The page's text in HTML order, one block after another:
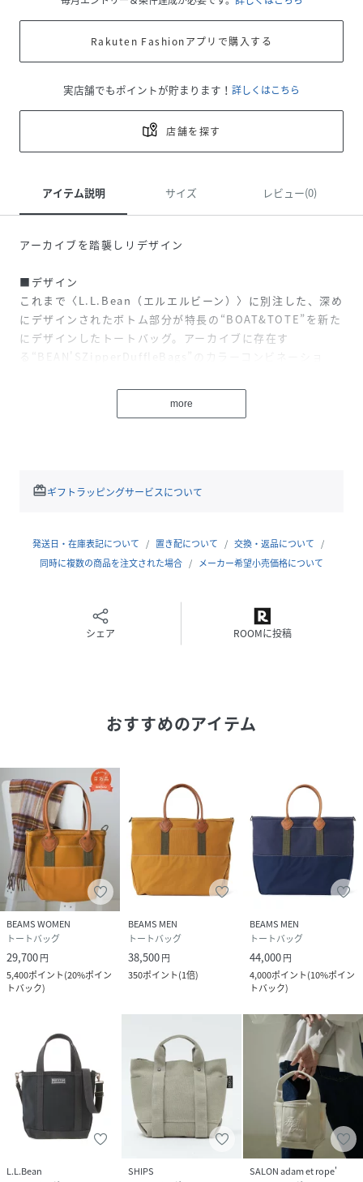
Rakuten Fashionアプリで購入する
実店舗でもポイントが貯まります！ 詳しくはこちら
店舗を探す
アイテム説明 サイズ レビュー(0)
アーカイブを踏襲しリデザイン
■デザイン
これまで〈L.L.Bean（エルエルビーン）〉に別注した、深め
にデザインされたボトム部分が特長の“BOAT&TOTE”を新た
にデザインしたトートバッグ。アーカイブに存在す
る“BEAN'SZipperDuffleBags”のカラーコンビネーショ
ことでエイジングを楽しむことのできる、アメリカ製の名作
・アーカイブを踏襲しショルダーストラップを装備した
可能。
・カラーリングは当時を彷彿とさせるネイビーボディ/グリー
ポケットを装備。
＊同デザイン別サイズもおすすめです。
■品番：13-61-0180-593
＊〈BEAMSPLUS（ビームスプラス）〉では3種類の大きな
サイズを展開しています。
■品番：38-61-0115-593
■品番：38-61-0114-593
■品番：38-61-0113-593
※高さはハンドルを除く本体部分の高さです。横幅、奥行き
は底面の大きさです。持ち手部分のサイズはハンドルの長さ
です。
※アイテムサイズは商品サンプルを採寸しているため、実際
の商品と多少の誤差が生じる場合がございます。
※画像の商品はサンプルのため、実際の商品と「仕様」「色
味」が異なる場合がございます。
L.L.Bean
1912年に創業したアメリカの老舗アウトドアブランド。100
周年を迎えた今もなお、世代を超え、幅広い多くのファンか
ら支持を集めています。
more
redeemギフトラッピングサービスについて
発送日・在庫表記について 置き配について
交換・返品について
同時に複数の商品を注文された場合
メーカー希望小売価格について
シェア ROOMに投稿
おすすめのアイテム
BEAMS WOMEN
トートバッグ
29,700円
5,400ポイント(20%ポイン
トバック)
BEAMS MEN
トートバッグ
38,500円
350ポイント(1倍)
BEAMS MEN
トートバッグ
44,000円
4,000ポイント(10%ポイン
トバック)
L.L.Bean
SHIPS
SALON adam et rope'